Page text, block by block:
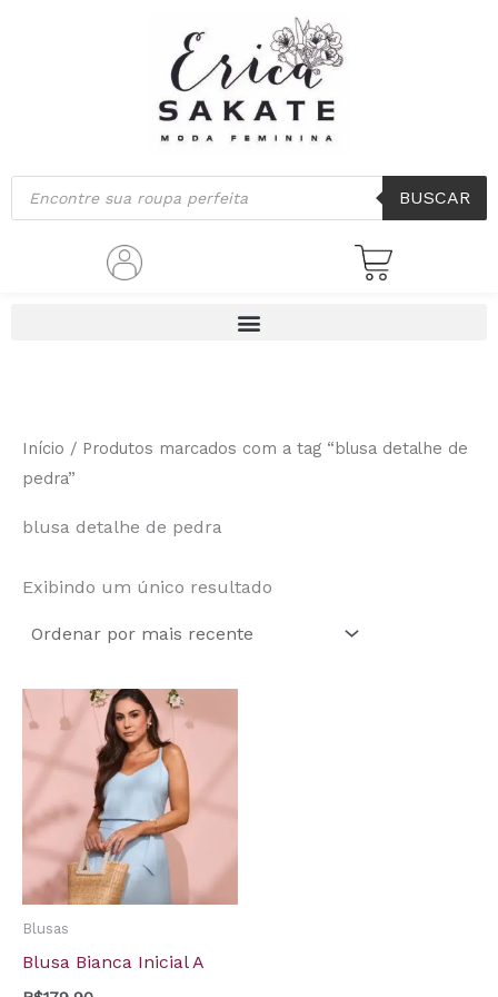
Pesquisar
produtos
BUSCAR
Início / Produtos marcados com a tag “blusa detalhe de
pedra”
blusa detalhe de pedra
Exibindo um único resultado
Blusas
Blusa Bianca Inicial A